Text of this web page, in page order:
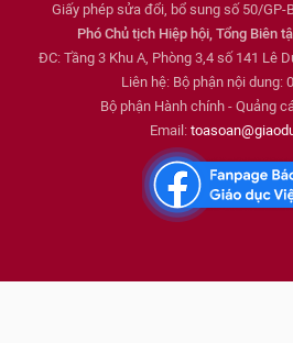
Giấy phép sửa đổi, bổ sung số 50/
Phó Chủ tịch Hiệp hội, Tổng Biên
ĐC: Tầng 3 Khu A, Phòng 3,4 số 141 Lê
Liên hệ: Bộ phận nội dung:
Bộ phận Hành chính - Quảng
Email: